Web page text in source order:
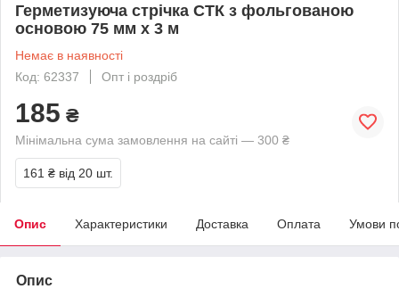
Герметизуюча стрічка СТК з фольгованою
основою 75 мм х 3 м
Немає в наявності
Код: 62337
Опт і роздріб
185 ₴
Мінімальна сума замовлення на сайті — 300 ₴
161 ₴ від 20 шт.
Опис Характеристики Доставка Оплата Умови
Опис